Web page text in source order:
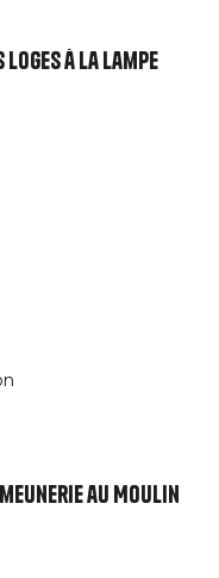
à la Lampe
au Moulin